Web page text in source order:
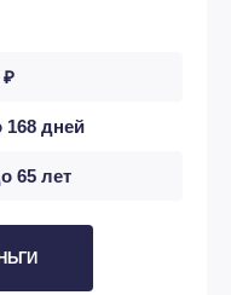
₽
168 дней
65 лет